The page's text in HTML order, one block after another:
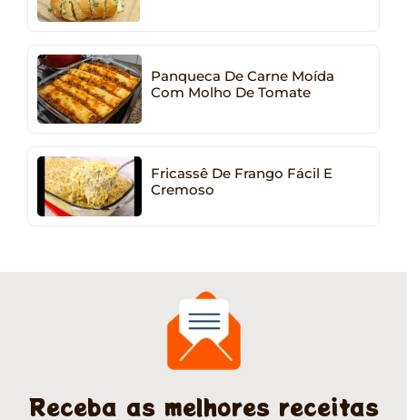
Panqueca De Carne Moída
Com Molho De Tomate
Fricassê De Frango Fácil E
Cremoso
Receba as melhores receitas